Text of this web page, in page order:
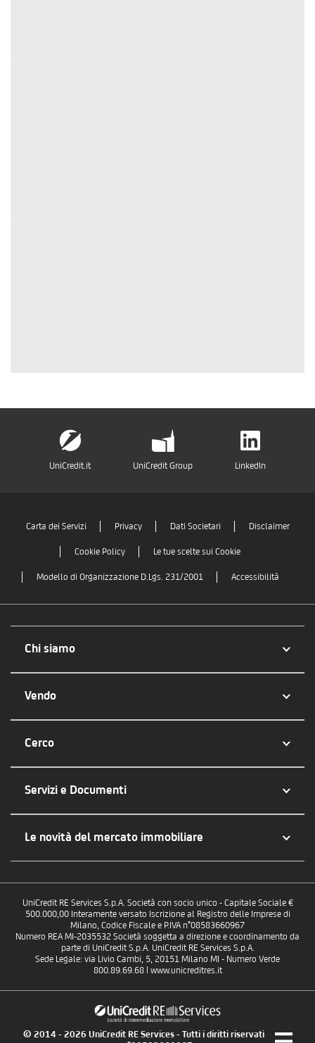
UniCredit.it UniCredit Group LinkedIn
Carta dei Servizi Privacy Dati Societari Disclaimer
Cookie Policy Le tue scelte sui Cookie
Modello di Organizzazione D.Lgs. 231/2001 Accessibilità
Chi siamo
Vendo
Cerco
Servizi e Documenti
Le novità del mercato immobiliare
UniCredit RE Services S.p.A. Società con socio unico - Capitale Sociale €
500.000,00 Interamente versato Iscrizione al Registro delle Imprese di
Milano, Codice Fiscale e P.IVA n°08583660967
Numero REA MI-2035532 Società soggetta a direzione e coordinamento da
parte di UniCredit S.p.A. UniCredit RE Services S.p.A.
Sede Legale: via Livio Cambi, 5, 20151 Milano MI - Numero Verde
800.89.69.68 | www.unicreditres.it
© 2014 - 2026 UniCredit RE Services - Tutti i diritti riservati - P.IVA